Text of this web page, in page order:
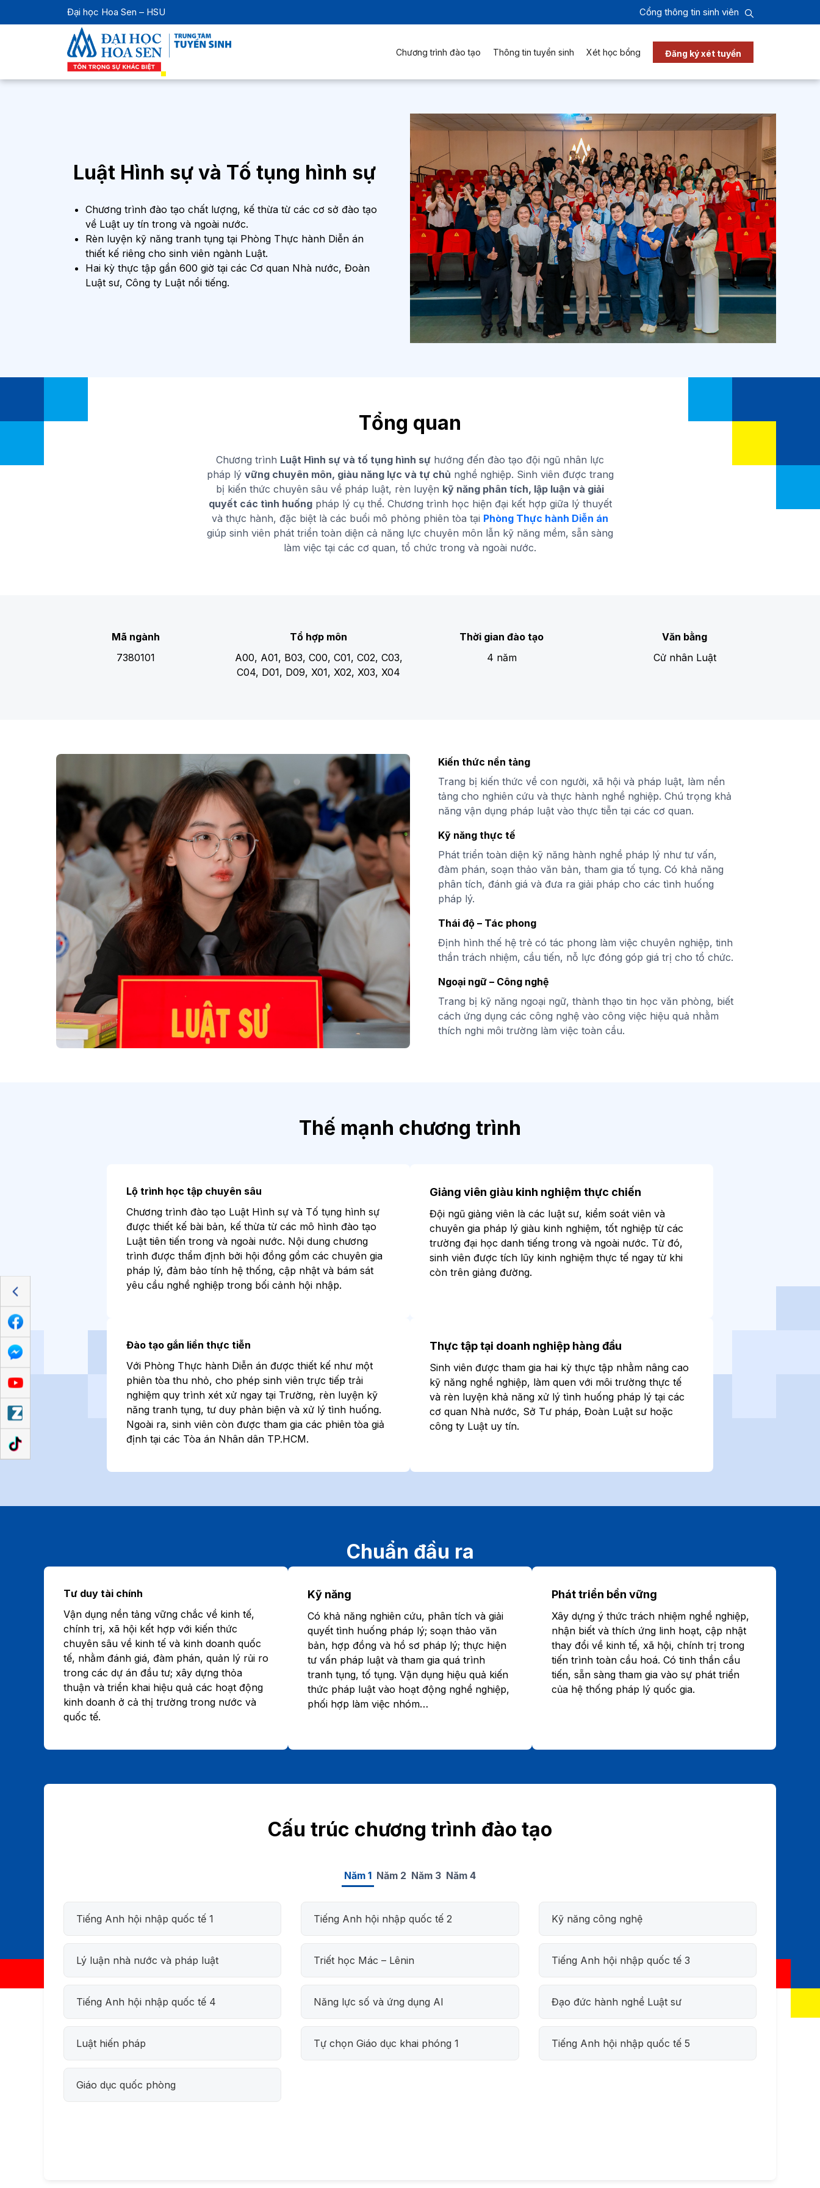
Đại học Hoa Sen – HSU Cổng thông tin sinh viên
Chương trình đào tạo Thông tin tuyển sinh Xét học bổng Đăng ký xét tuyển
Luật Hình sự và Tố tụng hình sự
Chương trình đào tạo chất lượng, kế thừa từ các cơ sở đào tạo
về Luật uy tín trong và ngoài nước.
Rèn luyện kỹ năng tranh tụng tại Phòng Thực hành Diễn án
thiết kế riêng cho sinh viên ngành Luật.
Hai kỳ thực tập gần 600 giờ tại các Cơ quan Nhà nước, Đoàn
Luật sư, Công ty Luật nổi tiếng.
Tổng quan
Chương trình Luật Hình sự và tố tụng hình sự hướng đến đào tạo đội ngũ nhân lực
pháp lý vững chuyên môn, giàu năng lực và tự chủ nghề nghiệp. Sinh viên được trang
bị kiến thức chuyên sâu về pháp luật, rèn luyện kỹ năng phân tích, lập luận và giải
quyết các tình huốngpháp lý cụ thể. Chương trình học hiện đại kết hợp giữa lý thuyết
và thực hành, đặc biệt là các buổi mô phỏng phiên tòa tại Phòng Thực hành Diễn án
giúp sinh viên phát triển toàn diện cả năng lực chuyên môn lẫn kỹ năng mềm, sẵn sàng
làm việc tại các cơ quan, tổ chức trong và ngoài nước.
Mã ngành
7380101
Tổ hợp môn
A00, A01, B03, C00, C01, C02, C03,
C04, D01, D09, X01, X02, X03, X04
Thời gian đào tạo
4 năm
Văn bằng
Cử nhân Luật
Kiến thức nền tảng
Trang bị kiến thức về con người, xã hội và pháp luật, làm nền
tảng cho nghiên cứu và thực hành nghề nghiệp. Chú trọng khả
năng vận dụng pháp luật vào thực tiễn tại các cơ quan.
Kỹ năng thực tế
Phát triển toàn diện kỹ năng hành nghề pháp lý như tư vấn,
đàm phán, soạn thảo văn bản, tham gia tố tụng. Có khả năng
phân tích, đánh giá và đưa ra giải pháp cho các tình huống
pháp lý.
Thái độ – Tác phong
Định hình thế hệ trẻ có tác phong làm việc chuyên nghiệp, tinh
thần trách nhiệm, cầu tiến, nỗ lực đóng góp giá trị cho tổ chức.
Ngoại ngữ – Công nghệ
Trang bị kỹ năng ngoại ngữ, thành thạo tin học văn phòng, biết
cách ứng dụng các công nghệ vào công việc hiệu quả nhằm
thích nghi môi trường làm việc toàn cầu.
Thế mạnh chương trình
Lộ trình học tập chuyên sâu
Chương trình đào tạo Luật Hình sự và Tố tụng hình sự
được thiết kế bài bản, kế thừa từ các mô hình đào tạo
Luật tiên tiến trong và ngoài nước. Nội dung chương
trình được thẩm định bởi hội đồng gồm các chuyên gia
pháp lý, đảm bảo tính hệ thống, cập nhật và bám sát
yêu cầu nghề nghiệp trong bối cảnh hội nhập.
Giảng viên giàu kinh nghiệm thực chiến
Đội ngũ giảng viên là các luật sư, kiểm soát viên và
chuyên gia pháp lý giàu kinh nghiệm, tốt nghiệp từ các
trường đại học danh tiếng trong và ngoài nước. Từ đó,
sinh viên được tích lũy kinh nghiệm thực tế ngay từ khi
còn trên giảng đường.
Đào tạo gắn liền thực tiễn
Với Phòng Thực hành Diễn án được thiết kế như một
phiên tòa thu nhỏ, cho phép sinh viên trực tiếp trải
nghiệm quy trình xét xử ngay tại Trường, rèn luyện kỹ
năng tranh tụng, tư duy phản biện và xử lý tình huống.
Ngoài ra, sinh viên còn được tham gia các phiên tòa giả
định tại các Tòa án Nhân dân TP.HCM.
Thực tập tại doanh nghiệp hàng đầu
Sinh viên được tham gia hai kỳ thực tập nhằm nâng cao
kỹ năng nghề nghiệp, làm quen với môi trường thực tế
và rèn luyện khả năng xử lý tình huống pháp lý tại các
cơ quan Nhà nước, Sở Tư pháp, Đoàn Luật sư hoặc
công ty Luật uy tín.
Chuẩn đầu ra
Tư duy tài chính
Vận dụng nền tảng vững chắc về kinh tế,
chính trị, xã hội kết hợp với kiến thức
chuyên sâu về kinh tế và kinh doanh quốc
tế, nhằm đánh giá, đàm phán, quản lý rủi ro
trong các dự án đầu tư; xây dựng thỏa
thuận và triển khai hiệu quả các hoạt động
kinh doanh ở cả thị trường trong nước và
quốc tế.
Kỹ năng
Có khả năng nghiên cứu, phân tích và giải
quyết tình huống pháp lý; soạn thảo văn
bản, hợp đồng và hồ sơ pháp lý; thực hiện
tư vấn pháp luật và tham gia quá trình
tranh tụng, tố tụng. Vận dụng hiệu quả kiến
thức pháp luật vào hoạt động nghề nghiệp,
phối hợp làm việc nhóm…
Phát triển bền vững
Xây dựng ý thức trách nhiệm nghề nghiệp,
nhận biết và thích ứng linh hoạt, cập nhật
thay đổi về kinh tế, xã hội, chính trị trong
tiến trình toàn cầu hoá. Có tinh thần cầu
tiến, sẵn sàng tham gia vào sự phát triển
của hệ thống pháp lý quốc gia.
Cấu trúc chương trình đào tạo
Năm 1 Năm 2 Năm 3 Năm 4
Tiếng Anh hội nhập quốc tế 1 Tiếng Anh hội nhập quốc tế 2 Kỹ năng công nghệ
Lý luận nhà nước và pháp luật Triết học Mác – Lênin Tiếng Anh hội nhập quốc tế 3
Tiếng Anh hội nhập quốc tế 4 Năng lực số và ứng dụng AI Đạo đức hành nghề Luật sư
Luật hiến pháp Tự chọn Giáo dục khai phóng 1 Tiếng Anh hội nhập quốc tế 5
Giáo dục quốc phòng